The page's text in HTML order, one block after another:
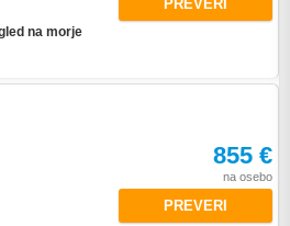
na morje
PREVERI
855 €
na osebo
PREVERI